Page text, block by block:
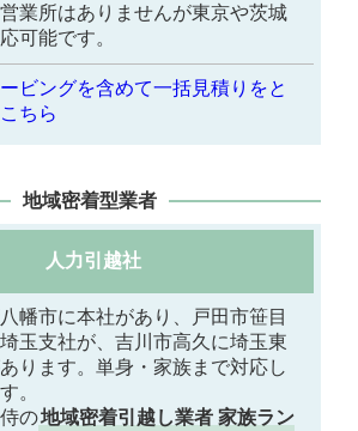
業所はありませんが東京や茨城
可能です。
ビングを含めて一括見積りをと
ちら
地域密着型業者
人力引越社
幡市に本社があり、戸田市笹目
玉支社が、吉川市高久に埼玉東
ります。単身・家族まで対応し
。
の地域密着引越し業者 家族ラン